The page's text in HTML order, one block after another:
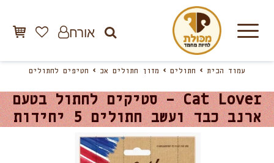
אורח
עמוד הבית חתולים מזון חתולים אב חטיפים לחתולים
Cat Lover – סטיקים לחתול בטעם
ארנב כבד ועשב חתולים 5 יחידות